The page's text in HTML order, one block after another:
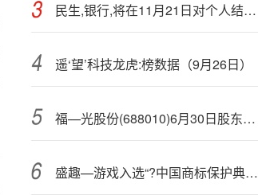
民生,银行,将在11月21日对个人结售汇和外币现钞存取系统进行升级
遥‘望’科技龙虎:榜数据（9月26日）
福—光股份(688010)6月30日股东户数0.96万户，较上期增加33.13%
盛趣—游戏入选“?中国商标保护典范企业TOP50”